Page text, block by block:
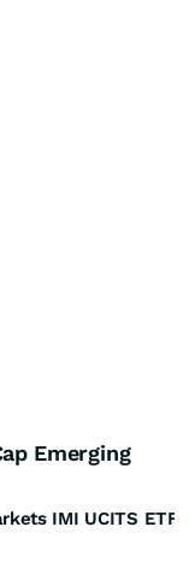
Emerging
IMI UCITS ETF